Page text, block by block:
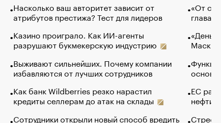
Насколько ваш авторитет зависит от
атрибутов престижа? Тест для лидеров
Казино проиграло. Как ИИ-агенты
разрушают букмекерскую индустрию
Выживают сильнейших. Почему компании
избавляются от лучших сотрудников
Как банк Wildberries резко нарастил
кредиты селлерам до атак на склады
Сотрудники открыли новый способ вредить
«От
глава
Маск в
основ
ЕС
нефти